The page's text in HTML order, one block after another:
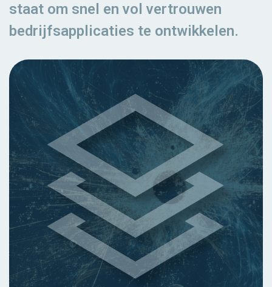
staat om snel en vol vertrouwen
bedrijfsapplicaties te ontwikkelen.